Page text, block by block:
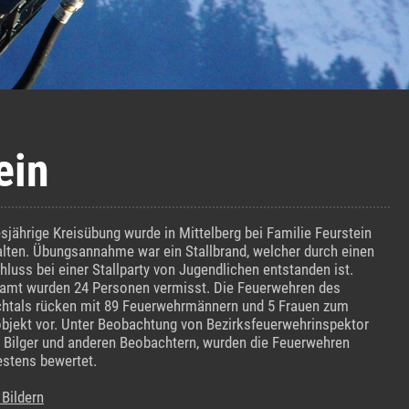
Kreisübung wurde in Mittelberg bei Familie Feurstein
Übungsannahme war ein Stallbrand, welcher durch einen
bei einer Stallparty von Jugendlichen entstanden ist.
wurden 24 Personen vermisst. Die Feuerwehren des
rücken mit 89 Feuerwehrmännern und 5 Frauen zum
vor. Unter Beobachtung von Bezirksfeuerwehrinspektor
und anderen Beobachtern, wurden die Feuerwehren
bewertet.